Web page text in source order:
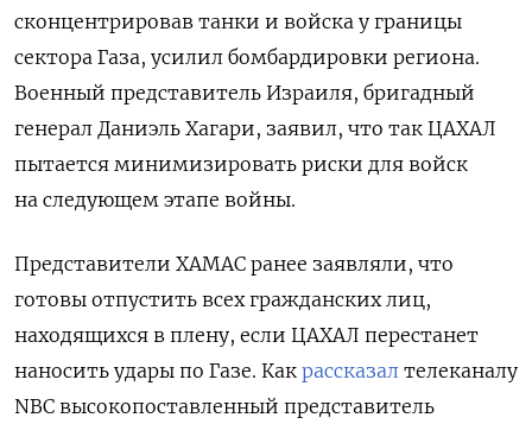
сконцентрировав танки и войска у границы
сектора Газа, усилил бомбардировки региона.
Военный представитель Израиля, бригадный
генерал Даниэль Хагари, заявил, что так ЦАХАЛ
пытается минимизировать риски для войск
на следующем этапе войны.
Представители ХАМАС ранее заявляли, что
готовы отпустить всех гражданских лиц,
находящихся в плену, если ЦАХАЛ перестанет
наносить удары по Газе. Как рассказал телеканалу
NBC высокопоставленный представитель